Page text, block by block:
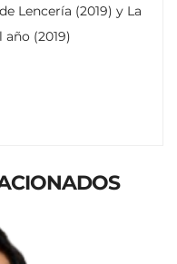
Lencería (2019) y La
(2019)